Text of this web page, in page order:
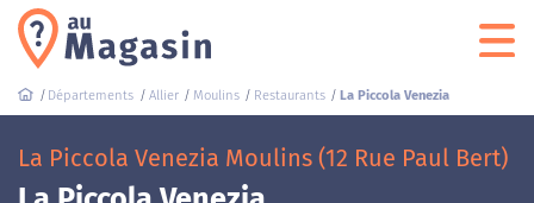
Départements Allier Moulins Restaurants La Piccola Venezia
La Piccola Venezia Moulins (12 Rue Paul Bert)